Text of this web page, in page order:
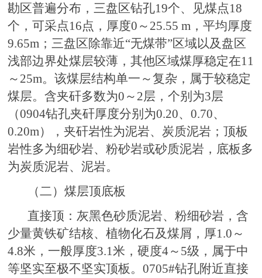
勘区普遍分布，三盘区钻孔19个、见煤点18
个，可采点16点，厚度0～25.55 m，平均厚度
9.65m；三盘区除靠近“无煤带”区域以及盘区
浅部边界处煤层较薄，其他区域煤厚稳定在11
～25m。该煤层结构单一～复杂，属于较稳定
煤层。含夹矸多数为0～2层，个别为3层
（0904钻孔夹矸厚度分别为0.20、0.70、
0.20m），夹矸岩性为泥岩、炭质泥岩；顶板
岩性多为细砂岩、粉砂岩或砂质泥岩，底板多
为炭质泥岩、泥岩。
（二）煤层顶底板
直接顶：灰黑色砂质泥岩、粉细砂岩，含
少量黄铁矿结核、植物化石及煤屑，厚1.0～
4.8米，一般厚度3.1米，硬度4～5级，属于中
等坚实至极不坚实顶板。0705#钻孔附近直接